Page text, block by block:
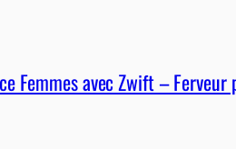
Femmes avec Zwift –